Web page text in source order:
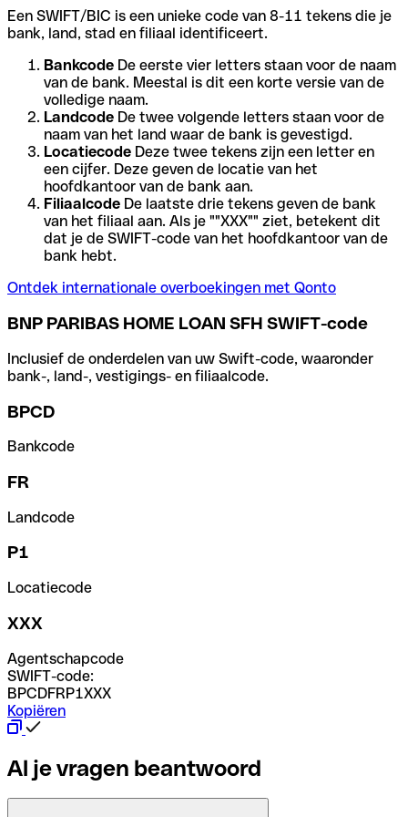
Een SWIFT/BIC is een unieke code van 8-11 tekens die je
bank, land, stad en filiaal identificeert.
Bankcode De eerste vier letters staan voor de naam
van de bank. Meestal is dit een korte versie van de
volledige naam.
Landcode De twee volgende letters staan voor de
naam van het land waar de bank is gevestigd.
Locatiecode Deze twee tekens zijn een letter en
een cijfer. Deze geven de locatie van het
hoofdkantoor van de bank aan.
Filiaalcode De laatste drie tekens geven de bank
van het filiaal aan. Als je ""XXX"" ziet, betekent dit
dat je de SWIFT-code van het hoofdkantoor van de
bank hebt.
Ontdek internationale overboekingen met Qonto
BNP PARIBAS HOME LOAN SFH SWIFT-code
Inclusief de onderdelen van uw Swift-code, waaronder
bank-, land-, vestigings- en filiaalcode.
BPCD
Bankcode
FR
Landcode
P1
Locatiecode
XXX
Agentschapcode
SWIFT-code:
BPCDFRP1XXX
Kopiëren
Al je vragen beantwoord